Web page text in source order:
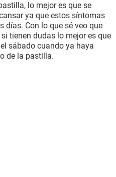
lo mejor es que se
ya que estos síntomas
días. Con lo que sé veo que
tienen dudas lo mejor es que
el sábado cuando ya haya
de la pastilla.